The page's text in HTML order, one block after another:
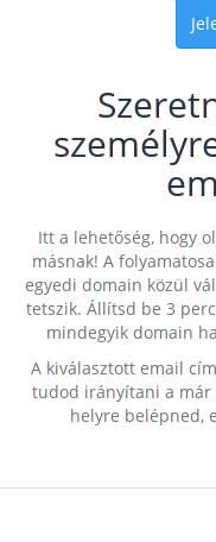
Itt a lehetőség, hogy
másnak! A
egyedi domain közül
tetszik. Állítsd be 3
mindegyik domain
A kiválasztott email
tudod irányítani a már
helyre belépned,